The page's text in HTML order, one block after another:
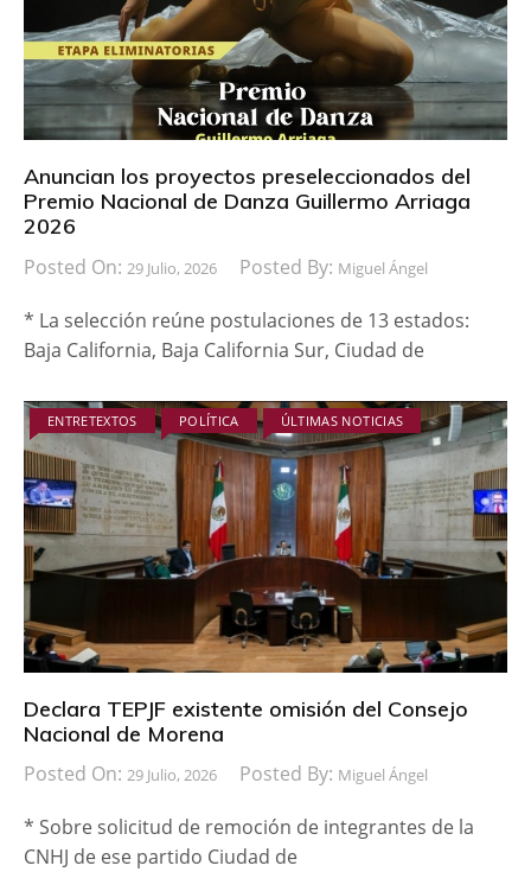
Anuncian los proyectos preseleccionados del
Premio Nacional de Danza Guillermo Arriaga
2026
Posted On: 29 Julio, 2026 Posted By: Miguel Ángel
* La selección reúne postulaciones de 13 estados:
Baja California, Baja California Sur, Ciudad de
ENTRETEXTOS POLÍTICA ÚLTIMAS NOTICIAS
Declara TEPJF existente omisión del Consejo
Nacional de Morena
Posted On: 29 Julio, 2026 Posted By: Miguel Ángel
* Sobre solicitud de remoción de integrantes de la
CNHJ de ese partido Ciudad de